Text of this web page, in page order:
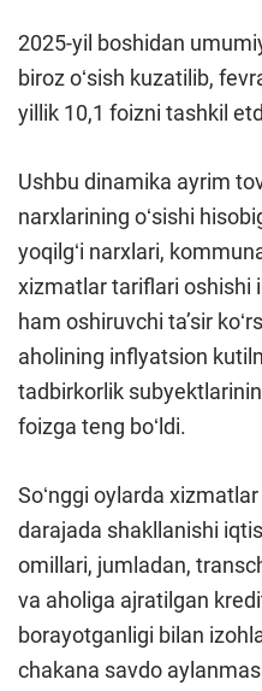
2025-yil boshidan
biroz oʻsish kuzatilib,
yillik 10,1 foizni tashkil
Ushbu dinamika ayrim
narxlarining oʻsishi
yoqilgʻi narxlari,
xizmatlar tariflari oshishi
ham oshiruvchi ta’sir
aholining inflyatsion
tadbirkorlik
foizga teng boʻldi.
Soʻnggi oylarda
darajada shakllanishi
omillari, jumladan,
va aholiga ajratilgan
borayotganligi bilan
chakana savdo